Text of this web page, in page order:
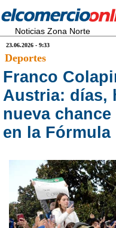
Noticias Zona Norte
23.06.2026 - 9:33
Deportes
Franco
Austria: días,
nueva
en la Fórmula